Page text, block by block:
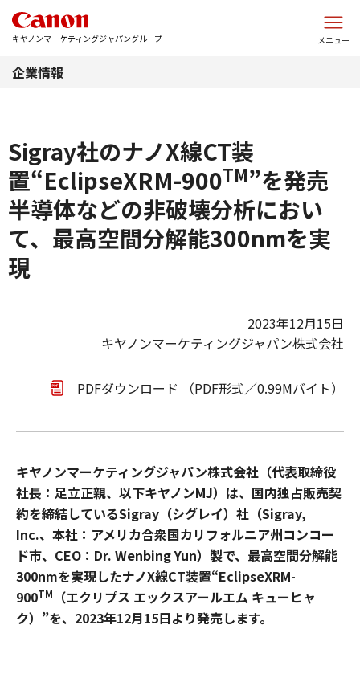
キヤノンマーケティングジャパングループ メニュー
企業情報
Sigray社のナノX線CT装
置“EclipseXRM-900TM”を発売
半導体などの非破壊分析におい
て、最高空間分解能300nmを実
現
2023年12月15日
キヤノンマーケティングジャパン株式会社
PDFダウンロード （PDF形式／0.99Mバイト）
キヤノンマーケティングジャパン株式会社（代表取締役
社長：足立正親、以下キヤノンMJ）は、国内独占販売契
約を締結しているSigray（シグレイ）社（Sigray,
Inc.、本社：アメリカ合衆国カリフォルニア州コンコー
ド市、CEO：Dr. Wenbing Yun）製で、最高空間分解能
300nmを実現したナノX線CT装置“EclipseXRM-
900TM
（エクリプス エックスアールエム キューヒャ
ク）”を、2023年12月15日より発売します。